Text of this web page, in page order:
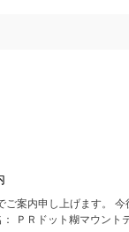
案内申し上げます。
ＰＲドット糊マウン